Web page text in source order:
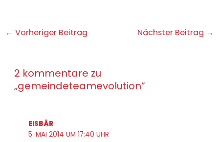
Post
← Vorheriger Beitrag Nächster Beitrag →
2 kommentare zu
„gemeindeteamevolution“
EISBÄR
5. MAI 2014 UM 17:40 UHR